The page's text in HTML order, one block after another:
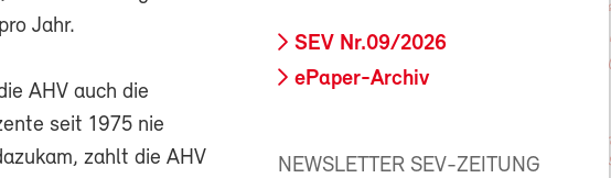
Jahr.
AHV auch die
seit 1975 nie
zahlt die AHV
SEV Nr.09/2026
ePaper-Archiv
NEWSLETTER SEV-ZEITUNG